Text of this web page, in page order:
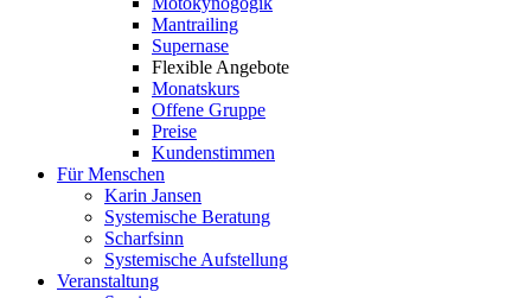
Mantrailing
Supernase
Flexible Angebote
Monatskurs
Offene Gruppe
Preise
Kundenstimmen
Für Menschen
Karin Jansen
Systemische Beratung
Scharfsinn
Systemische Aufstellung
Veranstaltung